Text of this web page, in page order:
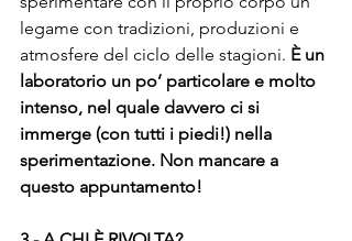
legame con tradizioni, produzioni e
atmosfere del ciclo delle stagioni. È un
laboratorio un po’ particolare e molto
intenso, nel quale davvero ci si
immerge (con tutti i piedi!) nella
sperimentazione. Non mancare a
questo appuntamento!